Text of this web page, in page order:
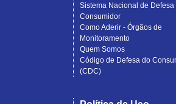
Sistema Nacional de Defesa
Consumidor
Como Aderir - Órgãos de
Monitoramento
Quem Somos
Código de Defesa do
(CDC)